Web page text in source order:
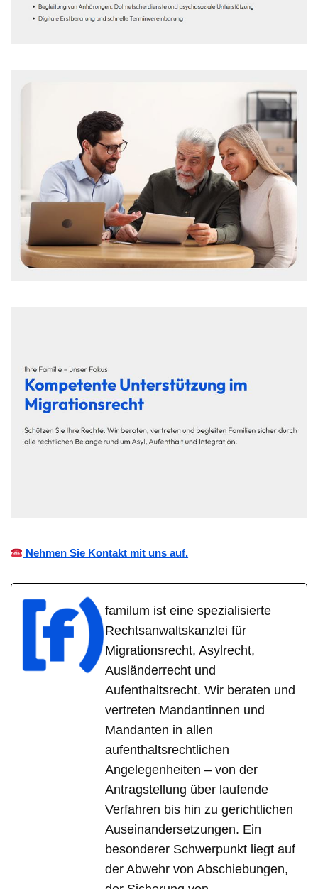
Nehmen Sie Kontakt mit uns auf.
familum ist eine spezialisierte
Rechtsanwaltskanzlei für
Migrationsrecht, Asylrecht,
Ausländerrecht und
Aufenthaltsrecht. Wir beraten und
vertreten Mandantinnen und
Mandanten in allen
aufenthaltsrechtlichen
Angelegenheiten – von der
Antragstellung über laufende
Verfahren bis hin zu gerichtlichen
Auseinandersetzungen. Ein
besonderer Schwerpunkt liegt auf
der Abwehr von Abschiebungen,